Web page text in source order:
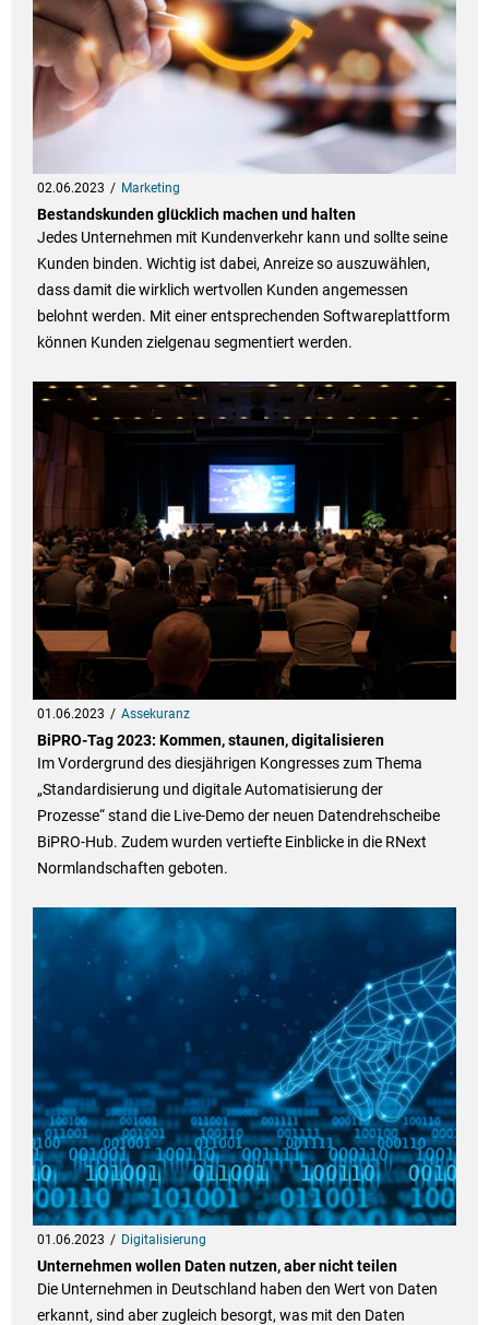
02.06.2023 Marketing
Bestandskunden glücklich machen und halten
Jedes Unternehmen mit Kundenverkehr kann und sollte seine
Kunden binden. Wichtig ist dabei, Anreize so auszuwählen,
dass damit die wirklich wertvollen Kunden angemessen
belohnt werden. Mit einer entsprechenden Softwareplattform
können Kunden zielgenau segmentiert werden.
01.06.2023 Assekuranz
BiPRO-Tag 2023: Kommen, staunen, digitalisieren
Im Vordergrund des diesjährigen Kongresses zum Thema
„Standardisierung und digitale Automatisierung der
Prozesse“ stand die Live-Demo der neuen Datendrehscheibe
BiPRO-Hub. Zudem wurden vertiefte Einblicke in die RNext
Normlandschaften geboten.
01.06.2023 Digitalisierung
Unternehmen wollen Daten nutzen, aber nicht teilen
Die Unternehmen in Deutschland haben den Wert von Daten
erkannt, sind aber zugleich besorgt, was mit den Daten